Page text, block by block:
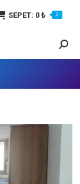
SEPET: 0 ₺ 0